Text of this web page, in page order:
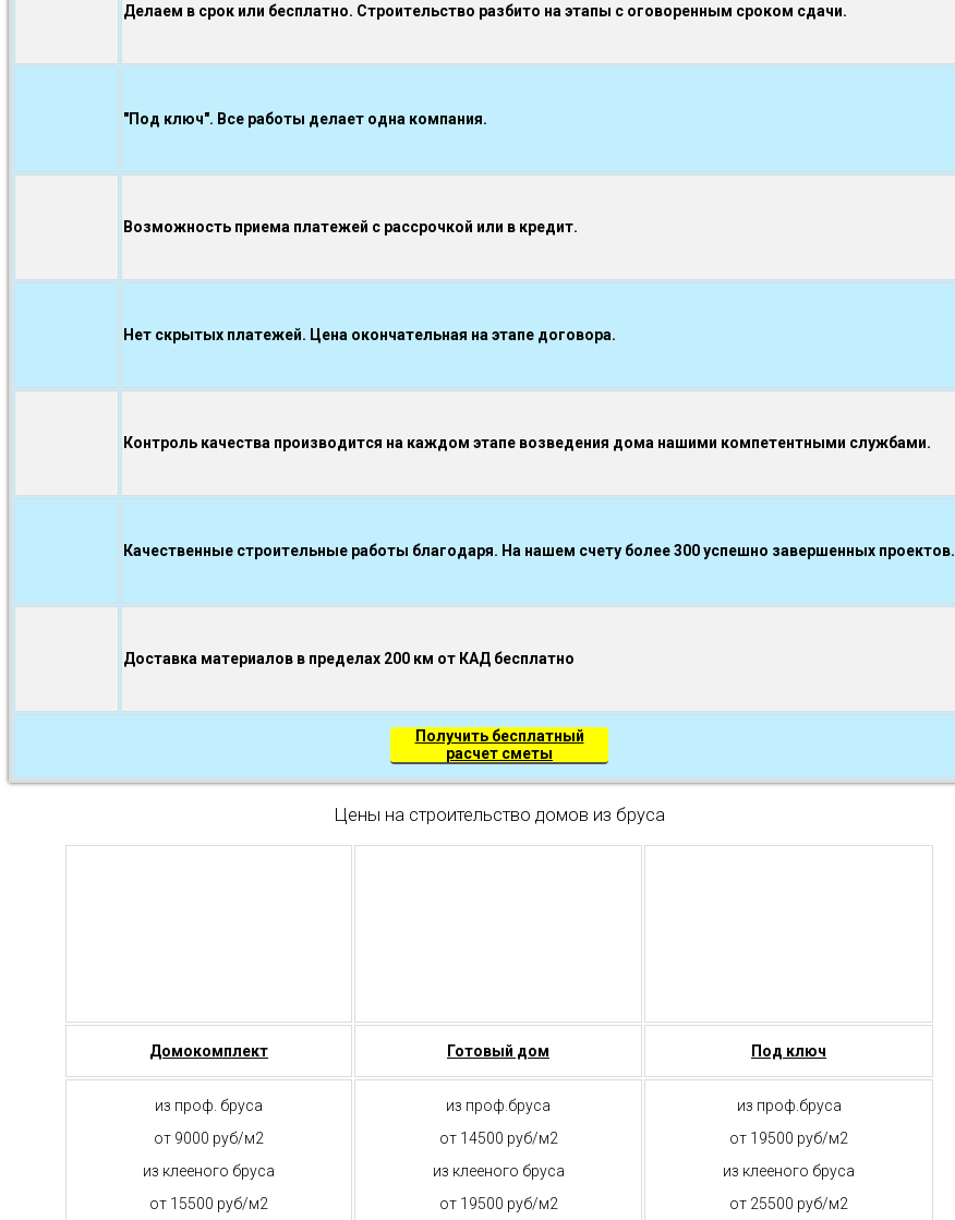
Делаем в срок или бесплатно. Строительство разбито на этапы с оговоренным сроком сдачи.
"Под ключ". Все работы делает одна компания.
Возможность приема платежей с рассрочкой или в кредит.
Нет скрытых платежей. Цена окончательная на этапе договора.
Контроль качества производится на каждом этапе возведения дома нашими компетентными службами.
Качественные строительные работы благодаря. На нашем счету более 300 успешно завершенных проектов.
Доставка материалов в пределах 200 км от КАД бесплатно
Получить бесплатный
расчет сметы
Цены на строительство домов из бруса
Домокомплект Готовый дом Под ключ
из проф. бруса
от 9000 руб/м2
из клееного бруса
от 15500 руб/м2
из проф.бруса
от 14500 руб/м2
из клееного бруса
от 19500 руб/м2
из проф.бруса
от 19500 руб/м2
из клееного бруса
от 25500 руб/м2